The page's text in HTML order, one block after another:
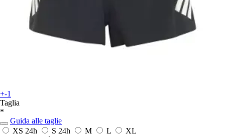
+-1
Taglia
*
Guida alle taglie
XS 24h S 24h M L
XL